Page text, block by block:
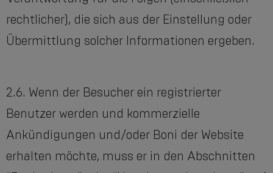
rechtlicher), die sich aus der Einstellung oder
Übermittlung solcher Informationen ergeben.
2.6. Wenn der Besucher ein registrierter
Benutzer werden und kommerzielle
Ankündigungen und/oder Boni der Website
erhalten möchte, muss er in den Abschnitten